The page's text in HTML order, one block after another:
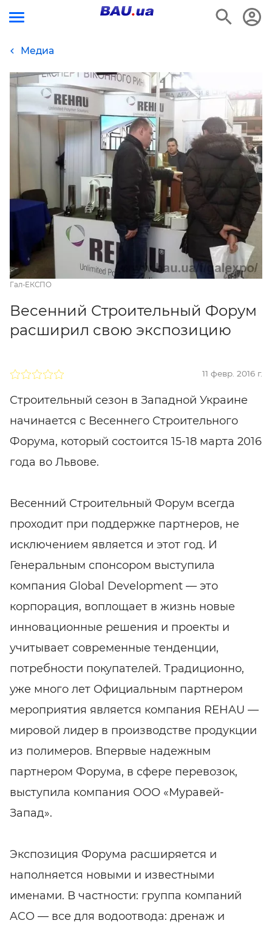
Медиа
Гал-ЕКСПО
Весенний Строительный Форум
расширил свою экспозицию
11 февр. 2016 г.
Строительный сезон в Западной Украине
начинается с Весеннего Строительного
Форума, который состоится 15-18 марта 2016
года во Львове.
Весенний Строительный Форум всегда
проходит при поддержке партнеров, не
исключением является и этот год. И
Генеральным спонсором выступила
компания Global Development — это
корпорация, воплощает в жизнь новые
инновационные решения и проекты и
учитывает современные тенденции,
потребности покупателей. Традиционно,
уже много лет Официальным партнером
мероприятия является компания REHAU —
мировой лидер в производстве продукции
из полимеров. Впервые надежным
партнером Форума, в сфере перевозок,
выступила компания ООО «Муравей-
Запад».
Экспозиция Форума расширяется и
наполняется новыми и известными
именами. В частности: группа компаний
ACO — все для водоотвода: дренаж и